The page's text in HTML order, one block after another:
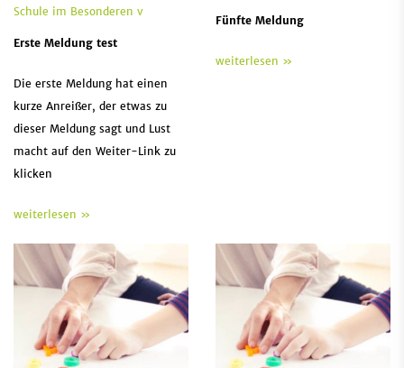
Schule im Besonderen v
Erste Meldung test
Die erste Meldung hat einen
kurze Anreißer, der etwas zu
dieser Meldung sagt und Lust
macht auf den Weiter-Link zu
klicken
weiterlesen »
Fünfte Meldung
weiterlesen »